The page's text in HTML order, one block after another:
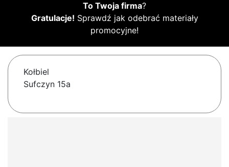
To Twoja firma?
Gratulacje! Sprawdź jak odebrać materiały
promocyjne!
Kołbiel
Sufczyn 15a